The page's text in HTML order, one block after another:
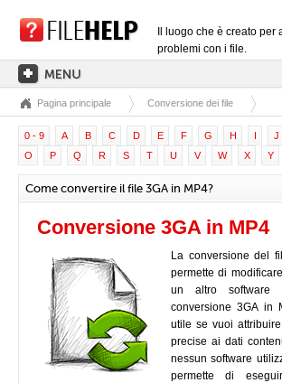
Il luogo che è creato
problemi con i file.
PAGINA PRINCIPALE
CATEGORIE DELLE ESTENSIONI
CATEGORIE DEI DRIVER
FILE DLL
CONVERSIONI DI FILE
SOFTWARE
Pagina principale Conversione dei file
0 - 9 A B C D E F G H I J
O
P Q R S T U V W X Y
Come convertire il file 3GA in MP4?
Conversione 3GA in MP4
La conversione del
permette di
un altro software
conversione 3GA in
utile se vuoi
precise ai dati
nessun software
permette di